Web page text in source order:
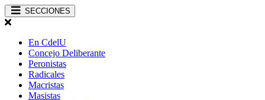
SECCIONES
En CdelU
Concejo Deliberante
Peronistas
Radicales
Macristas
Masistas